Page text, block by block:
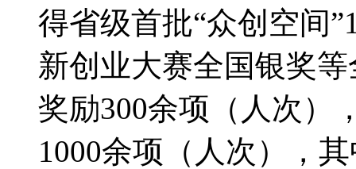
得省级首批“众创空间
新创业大赛全国银奖
奖励300余项（人次）
1000余项（人次），